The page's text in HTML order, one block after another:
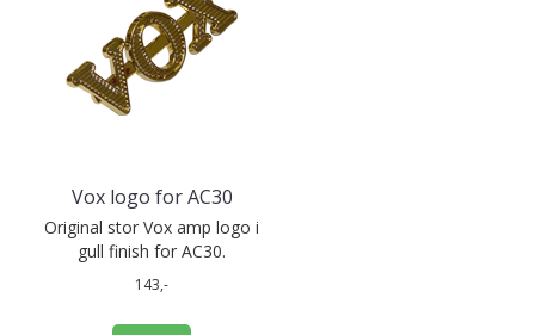
Vox logo for AC30
Original stor Vox amp logo i
gull finish for AC30.
143,-